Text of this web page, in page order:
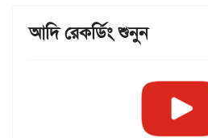
আদি রেকর্ডিং শুনুন